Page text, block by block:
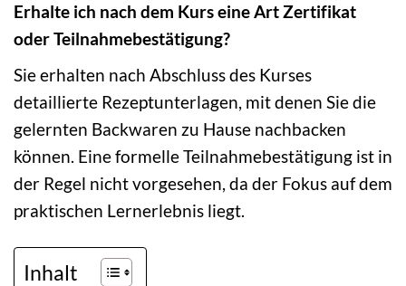
Erhalte ich nach dem Kurs eine Art Zertifikat
oder Teilnahmebestätigung?
Sie erhalten nach Abschluss des Kurses
detaillierte Rezeptunterlagen, mit denen Sie die
gelernten Backwaren zu Hause nachbacken
können. Eine formelle Teilnahmebestätigung ist in
der Regel nicht vorgesehen, da der Fokus auf dem
praktischen Lernerlebnis liegt.
Inhalt